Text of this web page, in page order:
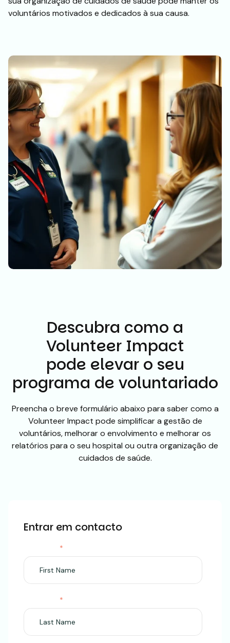
voluntários motivados e dedicados à sua causa.
Descubra como a
Volunteer Impact
pode elevar o seu
programa de voluntariado
Preencha o breve formulário abaixo para saber como a
Volunteer Impact pode simplificar a gestão de
voluntários, melhorar o envolvimento e melhorar os
relatórios para o seu hospital ou outra organização de
cuidados de saúde.
Entrar em contacto
*
*